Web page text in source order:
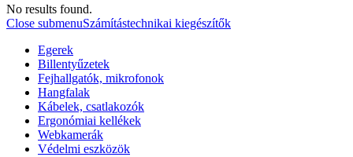
No results found.
Close submenuSzámítástechnikai kiegészítők
Egerek
Billentyűzetek
Fejhallgatók, mikrofonok
Hangfalak
Kábelek, csatlakozók
Ergonómiai kellékek
Webkamerák
Védelmi eszközök